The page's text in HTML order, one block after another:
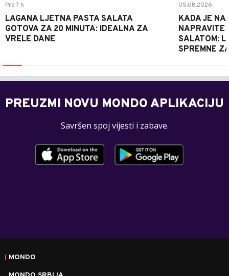
Pre 7 h
LAGANA LJETNA PASTA SALATA
GOTOVA ZA 20 MINUTA: IDEALNA ZA
VRELE DANE
05.08.2026.
KADA JE
NAPRAVITE
SALATOM:
SPREMNE
PREUZMI NOVU MONDO APLIKACIJU
Savršen spoj vijesti i zabave.
MONDO